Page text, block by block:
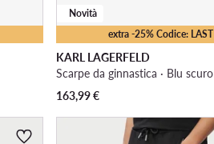
extra -25% Codice: LAST
Novità
KARL LAGERFELD
Scarpe da ginnastica · Blu scuro
163,99€